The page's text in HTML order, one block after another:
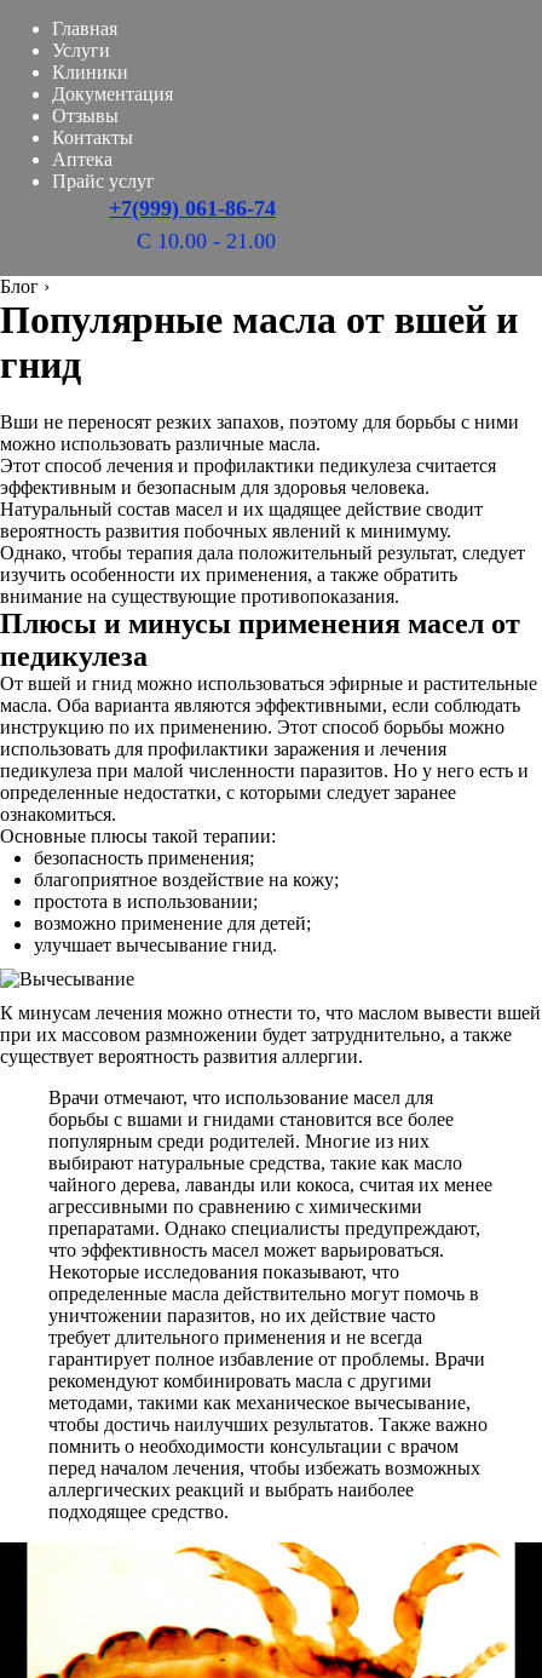
Главная
Услуги
Клиники
Документация
Отзывы
Контакты
Аптека
Прайс услуг
+7(999) 061-86-74
С 10.00 - 21.00
Блог ›
Популярные масла от вшей и
гнид
Вши не переносят резких запахов, поэтому для борьбы с ними
можно использовать различные масла.
Этот способ лечения и профилактики педикулеза считается
эффективным и безопасным для здоровья человека.
Натуральный состав масел и их щадящее действие сводит
вероятность развития побочных явлений к минимуму.
Однако, чтобы терапия дала положительный результат, следует
изучить особенности их применения, а также обратить
внимание на существующие противопоказания.
Плюсы и минусы применения масел от
педикулеза
От вшей и гнид можно использоваться эфирные и растительные
масла. Оба варианта являются эффективными, если соблюдать
инструкцию по их применению. Этот способ борьбы можно
использовать для профилактики заражения и лечения
педикулеза при малой численности паразитов. Но у него есть и
определенные недостатки, с которыми следует заранее
ознакомиться.
Основные плюсы такой терапии:
безопасность применения;
благоприятное воздействие на кожу;
простота в использовании;
возможно применение для детей;
улучшает вычесывание гнид.
К минусам лечения можно отнести то, что маслом вывести вшей
при их массовом размножении будет затруднительно, а также
существует вероятность развития аллергии.
Врачи отмечают, что использование масел для
борьбы с вшами и гнидами становится все более
популярным среди родителей. Многие из них
выбирают натуральные средства, такие как масло
чайного дерева, лаванды или кокоса, считая их менее
агрессивными по сравнению с химическими
препаратами. Однако специалисты предупреждают,
что эффективность масел может варьироваться.
Некоторые исследования показывают, что
определенные масла действительно могут помочь в
уничтожении паразитов, но их действие часто
требует длительного применения и не всегда
гарантирует полное избавление от проблемы. Врачи
рекомендуют комбинировать масла с другими
методами, такими как механическое вычесывание,
чтобы достичь наилучших результатов. Также важно
помнить о необходимости консультации с врачом
перед началом лечения, чтобы избежать возможных
аллергических реакций и выбрать наиболее
подходящее средство.